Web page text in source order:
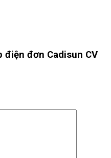
điện đơn Cadisun CV